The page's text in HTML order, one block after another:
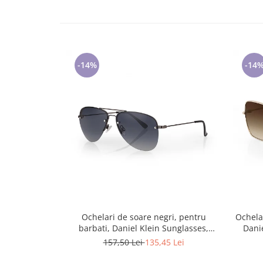
Pijamale de CRACIUN
Halate si pijamale Family
Pijamale BIG SIZE femei
-14%
Ochelari de soare negri, pentru
barbati, Daniel Klein Sunglasses,
DK3262-1
157,50 Lei135,45 Lei
-